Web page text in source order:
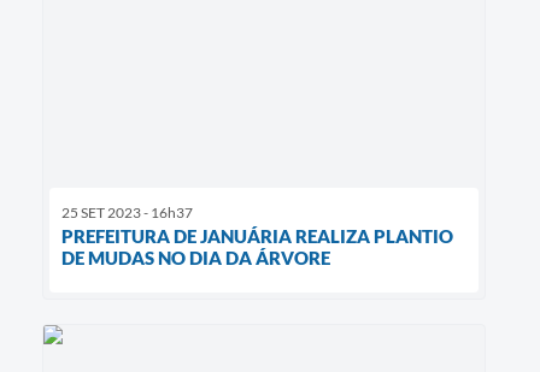
25 SET 2023 - 16h37
PREFEITURA DE JANUÁRIA REALIZA PLANTIO
DE MUDAS NO DIA DA ÁRVORE